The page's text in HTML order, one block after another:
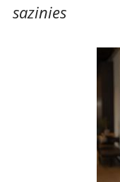
sazinies